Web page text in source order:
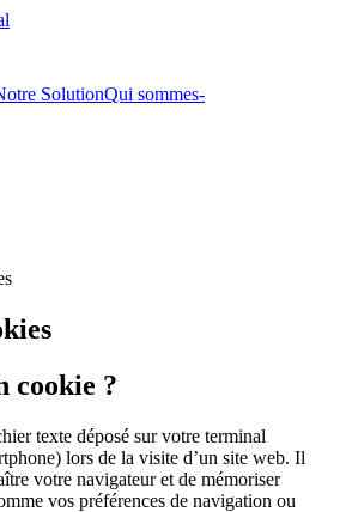
SolutionQui sommes-
cookie ?
texte déposé sur votre terminal
lors de la visite d’un site web. Il
votre navigateur et de mémoriser
vos préférences de navigation ou